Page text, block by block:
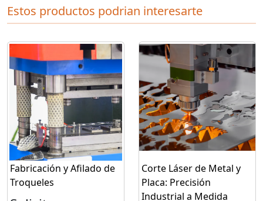
Estos productos podrian interesarte
Fabricación y Afilado de
Troqueles
Corte Láser de Metal y
Placa: Precisión
Industrial a Medida